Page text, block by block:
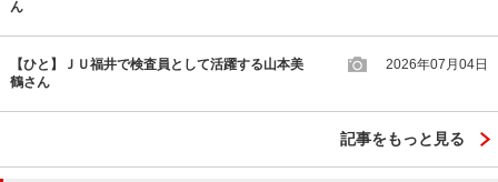
ん
【ひと】ＪＵ福井で検査員として活躍する山本美
鶴さん
2026年07月04日
記事をもっと見る